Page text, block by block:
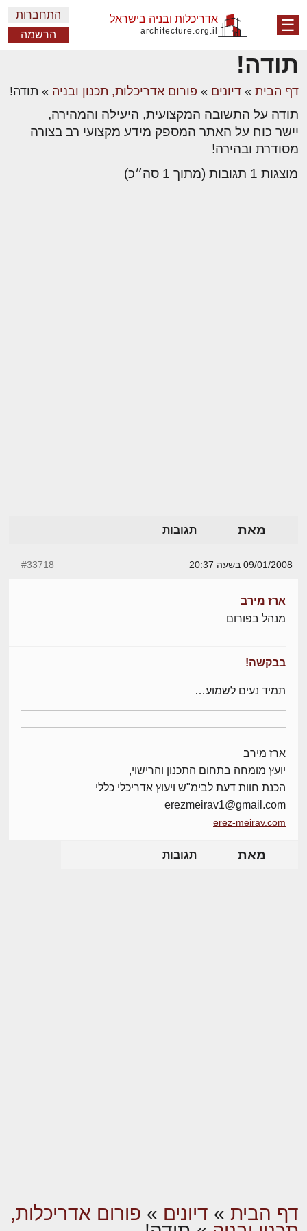
☰ אדריכלות ובניה בישראל
architecture.org.il
התחברות
הרשמה
תודה!
דף הבית » דיונים » פורום אדריכלות, תכנון ובניה » תודה!
תודה על התשובה המקצועית, היעילה והמהירה,
יישר כוח על האתר המספק מידע מקצועי רב בצורה
מסודרת ובהירה!
מוצגות 1 תגובות (מתוך 1 סה״כ)
מאת תגובות
09/01/2008 בשעה 20:37 #33718
ארז מירב
מנהל בפורום
בבקשה!
תמיד נעים לשמוע…
ארז מירב
יועץ מומחה בתחום התכנון והרישוי,
הכנת חוות דעת לבימ"ש ויעוץ אדריכלי כללי
erezmeirav1@gmail.com
erez-meirav.com
מאת תגובות
דף הבית » דיונים » פורום אדריכלות,